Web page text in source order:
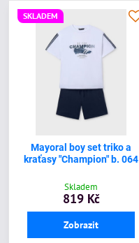
SKLADEM
Mayoral boy set triko a
kraťasy "Champion" b. 064
Skladem
819 Kč
Zobrazit